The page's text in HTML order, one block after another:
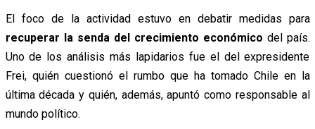
El foco de la actividad estuvo en debatir medidas para
recuperar la senda del crecimiento económico del país.
Uno de los análisis más lapidarios fue el del expresidente
Frei, quién cuestionó el rumbo que ha tomado Chile en la
última década y quién, además, apuntó como responsable al
mundo político.